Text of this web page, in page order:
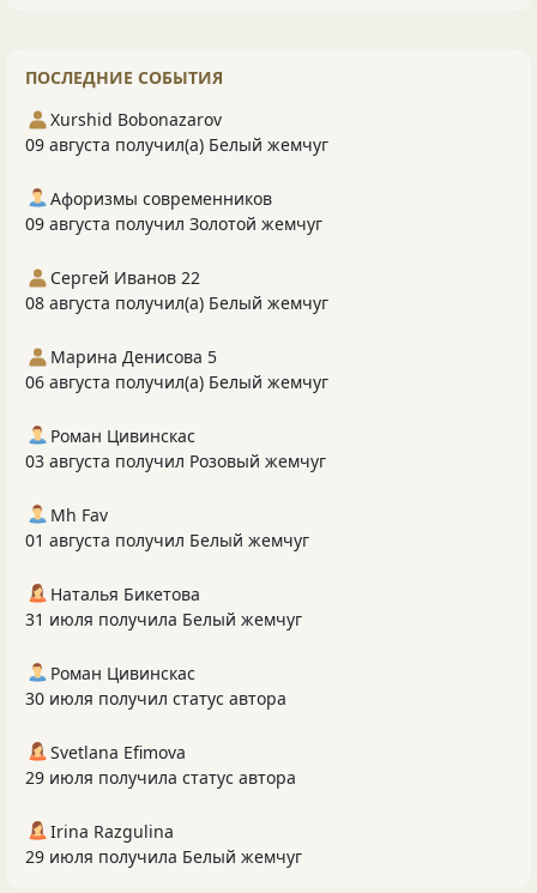
ПОСЛЕДНИЕ СОБЫТИЯ
Xurshid Bobonazarov
09 августа получил(а) Белый жемчуг
Афоризмы современников
09 августа получил Золотой жемчуг
Сергей Иванов 22
08 августа получил(а) Белый жемчуг
Марина Денисова 5
06 августа получил(а) Белый жемчуг
Роман Цивинскас
03 августа получил Розовый жемчуг
Mh Fav
01 августа получил Белый жемчуг
Наталья Бикетова
31 июля получила Белый жемчуг
Роман Цивинскас
30 июля получил статус автора
Svetlana Efimova
29 июля получила статус автора
Irina Razgulina
29 июля получила Белый жемчуг